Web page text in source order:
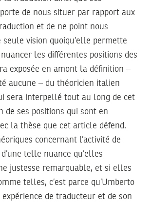
de nous situer par rapport aux
et de ne point nous
seule vision quoiqu’elle permette
les différentes positions des
exposée en amont la définition –
aucune – du théoricien italien
sera interpellé tout au long de cet
de ses positions qui sont en
la thèse que cet article défend.
concernant l’activité de
telle nuance qu’elles
justesse remarquable, et si elles
telles, c’est parce qu’Umberto
expérience de traducteur et de son